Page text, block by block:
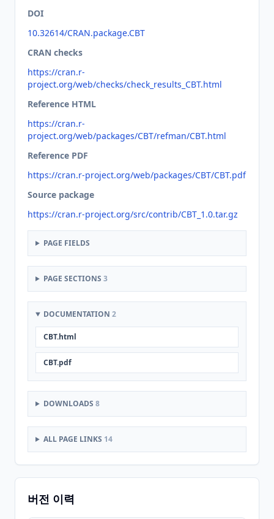
DOI
10.32614/CRAN.package.CBT
CRAN checks
https://cran.r-
project.org/web/checks/check_results_CBT.html
Reference HTML
https://cran.r-
project.org/web/packages/CBT/refman/CBT.html
Reference PDF
https://cran.r-project.org/web/packages/CBT/CBT.pdf
Source package
https://cran.r-project.org/src/contrib/CBT_1.0.tar.gz
PAGE FIELDS
PAGE SECTIONS 3
DOCUMENTATION 2
CBT.html
CBT.pdf
DOWNLOADS 8
ALL PAGE LINKS 14
버전 이력